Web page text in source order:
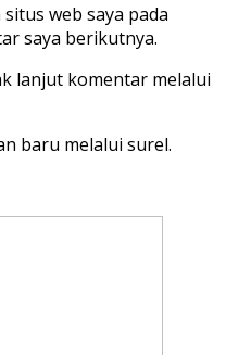
web saya pada
saya berikutnya.
lanjut komentar melalui
baru melalui surel.